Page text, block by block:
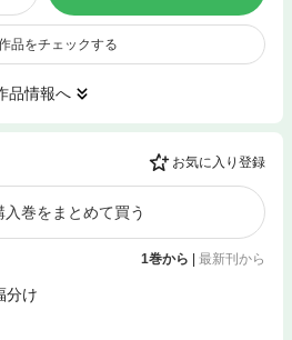
品をチェックする
品情報へ
お気に入り登録
入巻をまとめて買う
1巻から | 最新刊から
分け